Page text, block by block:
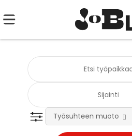
Työsuhteen muoto